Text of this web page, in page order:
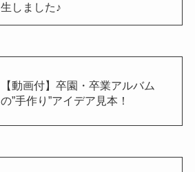
生しました♪
【動画付】卒園・卒業アルバム
の”手作り”アイデア見本！